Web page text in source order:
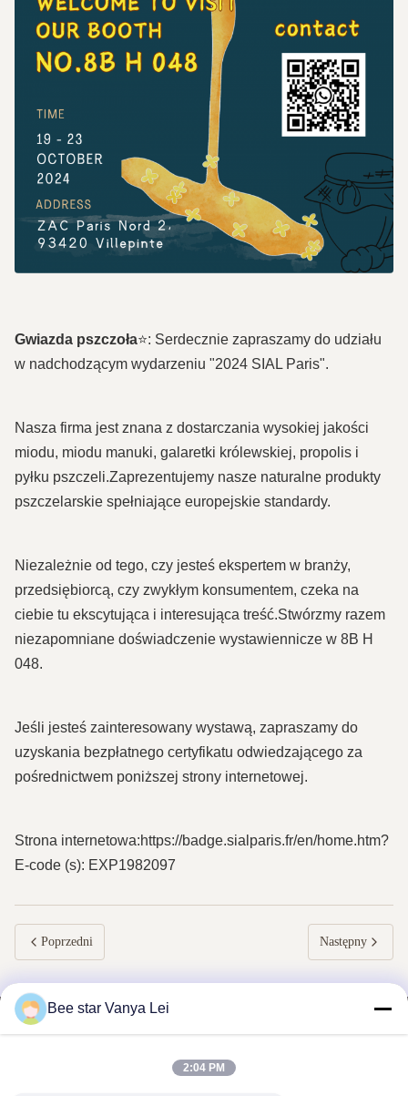
Gwiazda pszczoła⭐: Serdecznie zapraszamy do udziału
w nadchodzącym wydarzeniu "2024 SIAL Paris".
Nasza firma jest znana z dostarczania wysokiej jakości
miodu, miodu manuki, galaretki królewskiej, propolis i
pyłku pszczeli.Zaprezentujemy nasze naturalne produkty
pszczelarskie spełniające europejskie standardy.
Niezależnie od tego, czy jesteś ekspertem w branży,
przedsiębiorcą, czy zwykłym konsumentem, czeka na
ciebie tu ekscytująca i interesująca treść.Stwórzmy razem
niezapomniane doświadczenie wystawiennicze w 8B H
048.
Jeśli jesteś zainteresowany wystawą, zapraszamy do
uzyskania bezpłatnego certyfikatu odwiedzającego za
pośrednictwem poniższej strony internetowej.
Strona internetowa:https://badge.sialparis.fr/en/home.htm?
E-code (s): EXP1982097
Poprzedni Następny
Bee star Vanya Lei
2:04 PM